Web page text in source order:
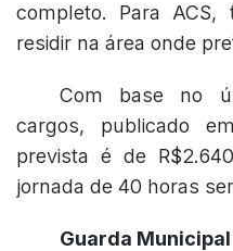
completo. Para ACS,
residir na área onde
Com base no
cargos, publicado
prevista é de
jornada de 40 horas
Guarda